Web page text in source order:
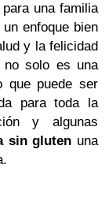
una familia
enfoque bien
y la felicidad
solo es una
que puede ser
para toda la
y algunas
sin gluten una